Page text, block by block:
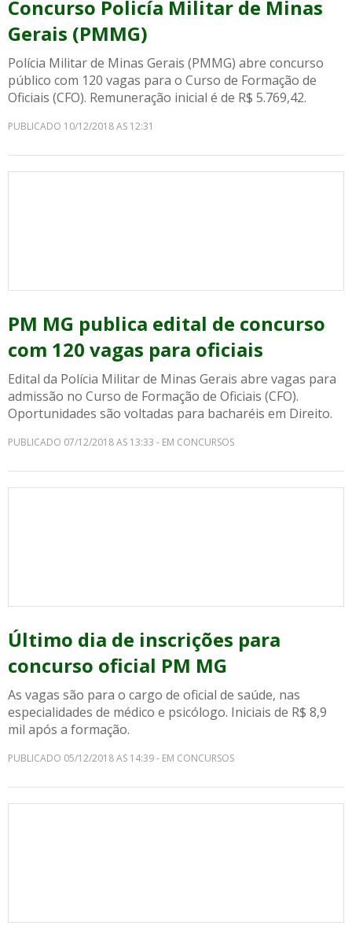
Concurso Policía Militar de Minas
Gerais (PMMG)
Polícia Militar de Minas Gerais (PMMG) abre concurso
público com 120 vagas para o Curso de Formação de
Oficiais (CFO). Remuneração inicial é de R$ 5.769,42.
PUBLICADO 10/12/2018 AS 12:31
PM MG publica edital de concurso
com 120 vagas para oficiais
Edital da Polícia Militar de Minas Gerais abre vagas para
admissão no Curso de Formação de Oficiais (CFO).
Oportunidades são voltadas para bacharéis em Direito.
PUBLICADO 07/12/2018 AS 13:33 - EM CONCURSOS
Último dia de inscrições para
concurso oficial PM MG
As vagas são para o cargo de oficial de saúde, nas
especialidades de médico e psicólogo. Iniciais de R$ 8,9
mil após a formação.
PUBLICADO 05/12/2018 AS 14:39 - EM CONCURSOS